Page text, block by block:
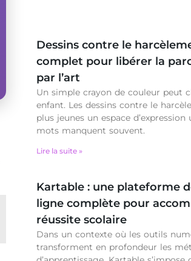
Dessins contre le
complet pour libérer la
par l’art
Un simple crayon de couleur peut
enfant. Les dessins contre le
plus jeunes un espace
mots manquent souvent.
Lire la suite »
Kartable : une plateforme
ligne complète pour
réussite scolaire
Dans un contexte où les outils
transforment en profondeur les